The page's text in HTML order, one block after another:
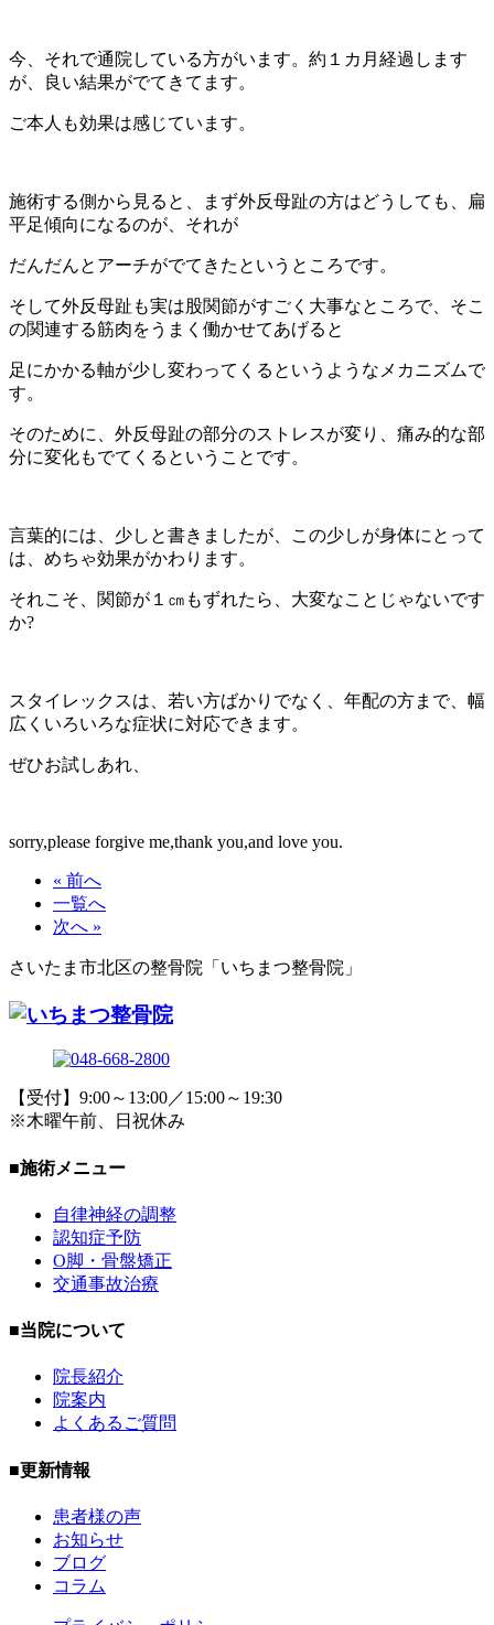
今、それで通院している方がいます。約１カ月経過します
が、良い結果がでてきてます。
ご本人も効果は感じています。
施術する側から見ると、まず外反母趾の方はどうしても、扁
平足傾向になるのが、それが
だんだんとアーチがでてきたというところです。
そして外反母趾も実は股関節がすごく大事なところで、そこ
の関連する筋肉をうまく働かせてあげると
足にかかる軸が少し変わってくるというようなメカニズムで
す。
そのために、外反母趾の部分のストレスが変り、痛み的な部
分に変化もでてくるということです。
言葉的には、少しと書きましたが、この少しが身体にとって
は、めちゃ効果がかわります。
それこそ、関節が１㎝もずれたら、大変なことじゃないです
か?
スタイレックスは、若い方ばかりでなく、年配の方まで、幅
広くいろいろな症状に対応できます。
ぜひお試しあれ、
sorry,please forgive me,thank you,and love you.
« 前へ
一覧へ
次へ »
さいたま市北区の整骨院「いちまつ整骨院」
【受付】9:00～13:00／15:00～19:30
※木曜午前、日祝休み
■施術メニュー
自律神経の調整
認知症予防
O脚・骨盤矯正
交通事故治療
■当院について
院長紹介
院案内
よくあるご質問
■更新情報
患者様の声
お知らせ
ブログ
コラム